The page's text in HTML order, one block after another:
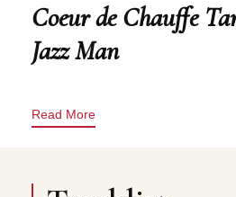
Coeur de Chauffe
Jazz Man
Read More